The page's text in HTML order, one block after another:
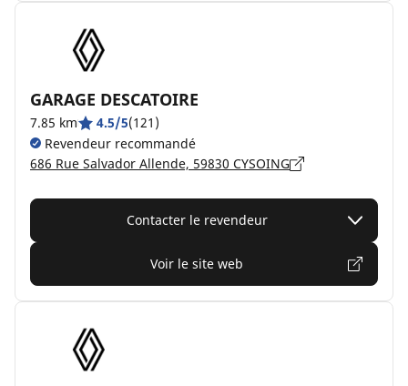
GARAGE DESCATOIRE
7.85 km 4.5/5(121)
Revendeur recommandé
686 Rue Salvador Allende, 59830 CYSOING
Contacter le revendeur
Voir le site web